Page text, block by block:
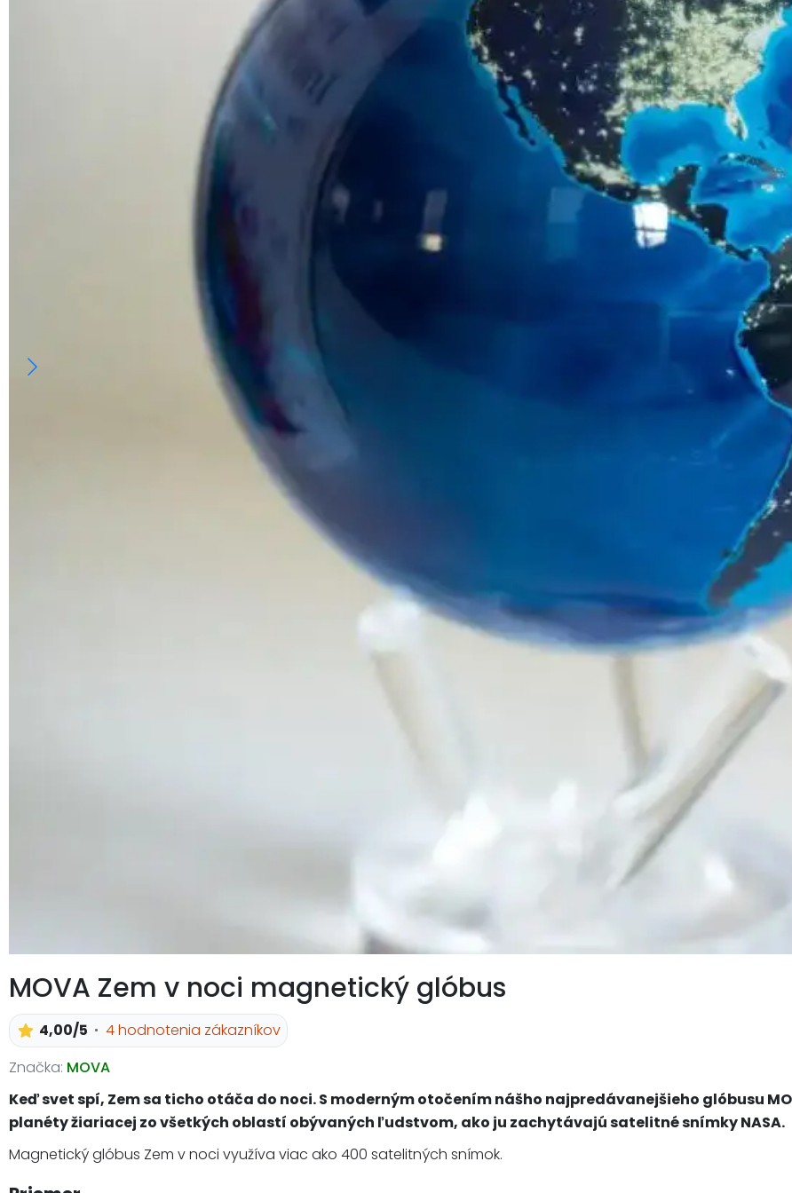
MOVA Zem v noci magnetický glóbus
4,00/5
4 hodnotenia zákazníkov
Značka: MOVA
Keď svet spí, Zem sa ticho otáča do noci. S moderným otočením nášho najpredávanejšieho glóbusu
planéty žiariacej zo všetkých oblastí obývaných ľudstvom, ako ju zachytávajú satelitné snímky NASA.
Magnetický glóbus Zem v noci využíva viac ako 400 satelitných snímok.